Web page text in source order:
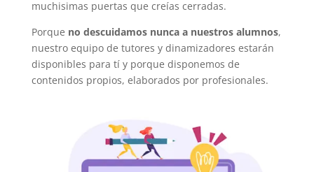
muchisimas puertas que creías cerradas.
Porque no descuidamos nunca a nuestros alumnos,
nuestro equipo de tutores y dinamizadores estarán
disponibles para tí y porque disponemos de
contenidos propios, elaborados por profesionales.